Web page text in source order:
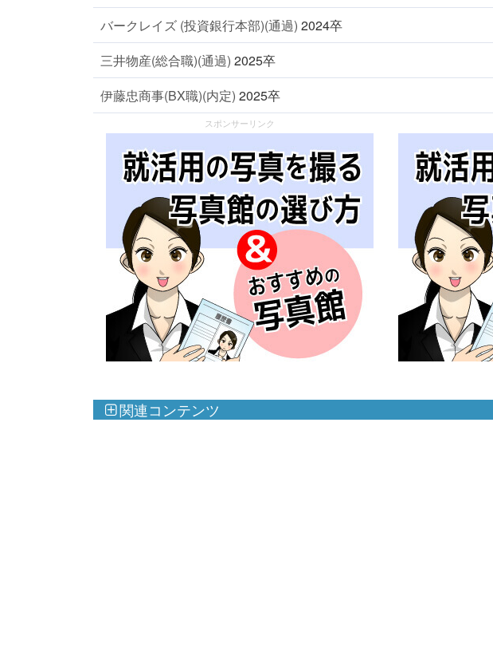
バークレイズ (投資銀行本部)(通過) 2024卒
三井物産(総合職)(通過) 2025卒
伊藤忠商事(BX職)(内定) 2025卒
スポンサーリンク
関連コンテンツ